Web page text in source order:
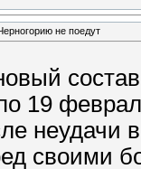
не поедут
19
неудачи
своими